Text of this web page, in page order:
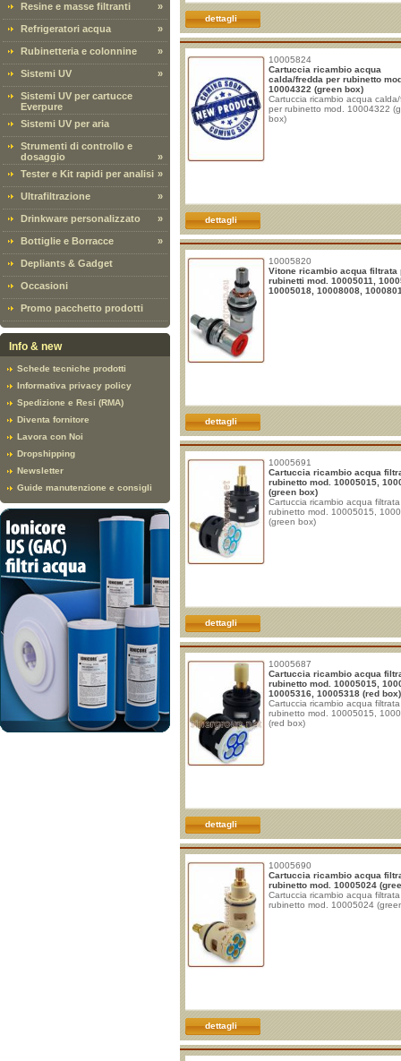
Resine e masse filtranti
»
Refrigeratori acqua »
Rubinetteria e colonnine »
Sistemi UV »
Sistemi UV per cartucce
Everpure
Sistemi UV per aria
Strumenti di controllo e
dosaggio
»
Tester e Kit rapidi per analisi »
Ultrafiltrazione »
Drinkware personalizzato »
Bottiglie e Borracce »
Depliants & Gadget
Occasioni
Promo pacchetto prodotti
Info & new
Schede tecniche prodotti
Informativa privacy policy
Spedizione e Resi (RMA)
Diventa fornitore
Lavora con Noi
Dropshipping
Newsletter
Guide manutenzione e consigli
dettagli
10005824
Cartuccia ricambio acqua
calda/fredda per rubinetto
10004322 (green box)
Cartuccia ricambio acqua
per rubinetto mod. 10004322
box)
dettagli
10005820
Vitone ricambio acqua filtrata
rubinetti mod. 10005011,
10005018, 10008008,
dettagli
10005691
Cartuccia ricambio acqua
rubinetto mod. 10005015,
(green box)
Cartuccia ricambio acqua
rubinetto mod. 10005015,
(green box)
dettagli
10005687
Cartuccia ricambio acqua
rubinetto mod. 10005015,
10005316, 10005318 (red box)
Cartuccia ricambio acqua
rubinetto mod. 10005015,
(red box)
dettagli
10005690
Cartuccia ricambio acqua
rubinetto mod. 10005024
Cartuccia ricambio acqua
rubinetto mod. 10005024
dettagli